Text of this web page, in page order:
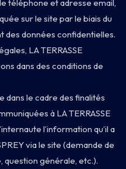
téléphone et adresse email,
sur le site par le biais du
données confidentielles.
LA TERRASSE
dans des conditions de
dans le cadre des finalités
à LA TERRASSE
l’information qu’il a
via le site (demande de
question générale, etc.).